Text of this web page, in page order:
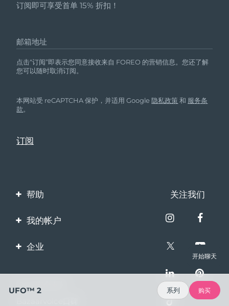
订阅即可享受首单 15% 折扣！
邮箱地址
点击“订阅”即表示您同意接收来自 FOREO 的营销信息。您还了解
您可以随时取消订阅。
本网站受 reCAPTCHA 保护，并适用 Google隐私政策 和 服务条
款。
帮助
联系我们
保修与退换货
常见问题
电池信息
关注我们
我的帐户
产品注册
企业
伙伴计划
开始聊天
UFO™ 2 系列 购买